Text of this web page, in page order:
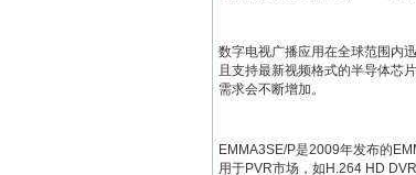
数字电视广播应用在全球范围内
且支持最新视频格式的半导体芯
需求会不断增加。
EMMA3SE/P是2009年发布的
用于PVR市场，如H.264 HD